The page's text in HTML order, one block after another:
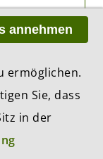
annehmen
ermöglichen.
Sie, dass
in der